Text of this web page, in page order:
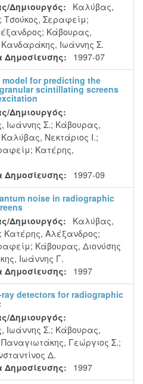
Δημιουργός:
Καλύβας,
; Τσούκος, Σεραφείμ;
; Κάβουρας,
Κανδαράκης, Ιωάννης Σ.
Δημοσίευσης:
1997-07
for predicting the
scintillating screens
Δημιουργός:
Ιωάννης Σ.; Κάβουρας,
Καλύβας, Νεκτάριος Ι.;
; Κατέρης,
Δημοσίευσης:
1997-09
noise in radiographic
Δημιουργός:
Καλύβας,
; Κατέρης, Αλέξανδρος;
; Κάβουρας, Διονύσης
Ιωάννης Γ.
Δημοσίευσης:
1997
detectors for radiographic
Δημιουργός:
Ιωάννης Σ.; Κάβουρας,
Παναγιωτάκης, Γεώργιος Σ.;
Δ.
Δημοσίευσης:
1997